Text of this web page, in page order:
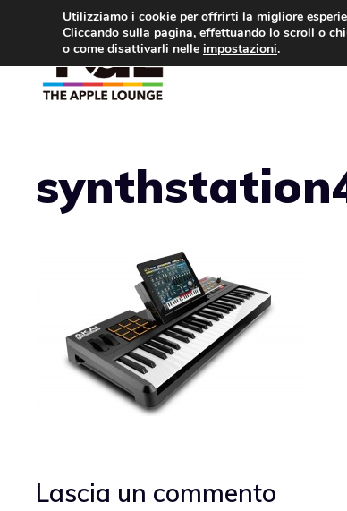
contenuto
Lascia un commento
Utilizziamo i cookie per offrirti la migliore
Cliccando sulla pagina, effettuando lo scroll o
o come disattivarli nelle impostazioni.